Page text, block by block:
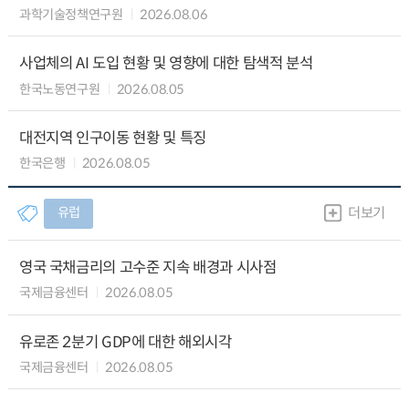
과학기술정책연구원 2026.08.06
사업체의 AI 도입 현황 및 영향에 대한 탐색적 분석
한국노동연구원 2026.08.05
대전지역 인구이동 현황 및 특징
한국은행 2026.08.05
유럽 더보기
영국 국채금리의 고수준 지속 배경과 시사점
국제금융센터 2026.08.05
유로존 2분기 GDP에 대한 해외시각
국제금융센터 2026.08.05